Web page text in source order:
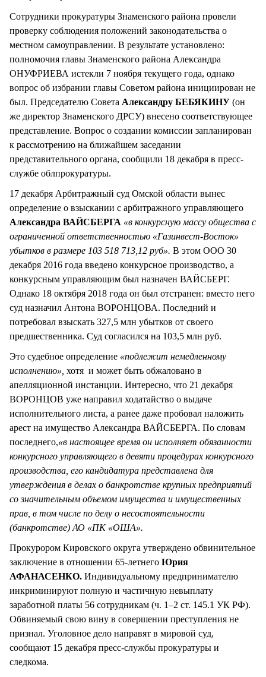
Сотрудники прокуратуры Знаменского района провели
проверку соблюдения положений законодательства о
местном самоуправлении. В результате установлено:
полномочия главы Знаменского района Александра
ОНУФРИЕВА истекли 7 ноября текущего года, однако
вопрос об избрании главы Советом района инициирован не
был. Председателю Совета Александру БЕБЯКИНУ (он
же директор Знаменского ДРСУ) внесено соответствующее
представление. Вопрос о создании комиссии запланирован
к рассмотрению на ближайшем заседании
представительного органа, сообщили 18 декабря в пресс-
службе облпрокуратуры.
17 декабря Арбитражный суд Омской области вынес
определение о взыскании с арбитражного управляющего
Александра ВАЙСБЕРГА «в конкурсную массу общества с
ограниченной ответственностью «Газинвест-Восток»
убытков в размере 103 518 713,12 руб». В этом ООО 30
декабря 2016 года введено конкурсное производство, а
конкурсным управляющим был назначен ВАЙСБЕРГ.
Однако 18 октября 2018 года он был отстранен: вместо него
суд назначил Антона ВОРОНЦОВА. Последний и
потребовал взыскать 327,5 млн убытков от своего
предшественника. Суд согласился на 103,5 млн руб.
Это судебное определение «подлежит немедленному
исполнению», хотя и может быть обжаловано в
апелляционной инстанции. Интересно, что 21 декабря
ВОРОНЦОВ уже направил ходатайство о выдаче
исполнительного листа, а ранее даже пробовал наложить
арест на имущество Александра ВАЙСБЕРГА. По словам
последнего,«в настоящее время он исполняет обязанности
конкурсного управляющего в девяти процедурах конкурсного
производства, его кандидатура представлена для
утверждения в делах о банкротстве крупных предприятий
со значительным объемом имущества и имущественных
прав, в том числе по делу о несостоятельности
(банкротстве) АО «ПК «ОША».
Прокурором Кировского округа утверждено обвинительное
заключение в отношении 65-летнего Юрия
АФАНАСЕНКО. Индивидуальному предпринимателю
инкриминируют полную и частичную невыплату
заработной платы 56 сотрудникам (ч. 1–2 ст. 145.1 УК РФ).
Обвиняемый свою вину в совершении преступления не
признал. Уголовное дело направят в мировой суд,
сообщают 15 декабря пресс-службы прокуратуры и
следкома.